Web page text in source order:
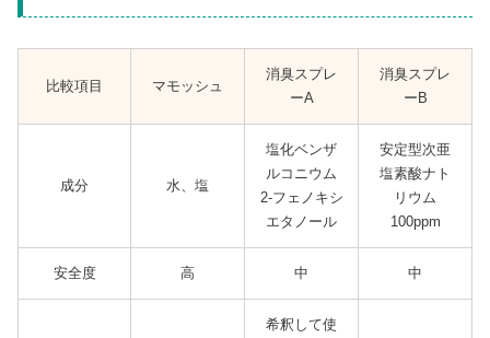
比較項目 マモッシュ
消臭スプレ
ーA
消臭スプレ
ーB
成分 水、塩
塩化ベンザ
ルコニウム
2-フェノキシ
エタノール
安定型次亜
塩素酸ナト
リウム
100ppm
安全度 高 中 中
希釈して使